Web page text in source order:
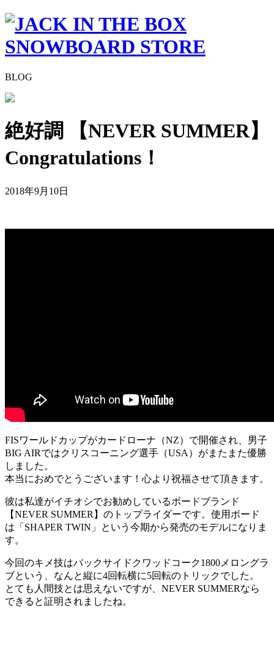
BLOG
絶好調 【NEVER SUMMER】
Congratulations！
2018年9月10日
FISワールドカップがカードローナ（NZ）で開催され、男子
BIG AIRではクリスコーニング選手（USA）がまたまた優勝
しました。
本当におめでとうございます！心より祝福させて頂きます。
彼は私達がイチオシでお勧めしているボードブランド
【NEVER SUMMER】のトップライダーです。使用ボード
は「SHAPER TWIN」という今期から発売のモデルになりま
す。
今回のキメ技はバックサイドクワッドコーク1800メロングラ
ブという、なんと縦に4回転横に5回転のトリックでした。
とても人間技とは思えないですが、NEVER SUMMERなら
できると証明されましたね。